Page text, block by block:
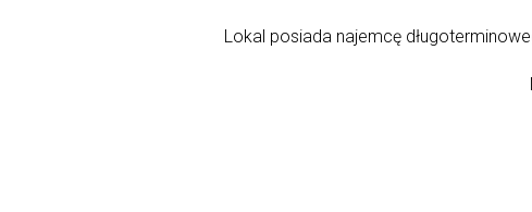
Lokal posiada najemcę